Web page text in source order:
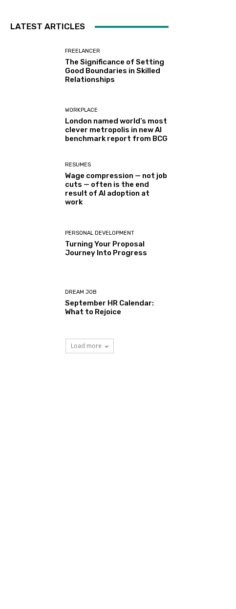
LATEST ARTICLES
FREELANCER
The Significance of Setting
Good Boundaries in Skilled
Relationships
WORKPLACE
London named world’s most
clever metropolis in new AI
benchmark report from BCG
RESUMES
Wage compression — not job
cuts — often is the end
result of AI adoption at
work
PERSONAL DEVELOPMENT
Turning Your Proposal
Journey Into Progress
DREAM JOB
September HR Calendar:
What to Rejoice
Load more